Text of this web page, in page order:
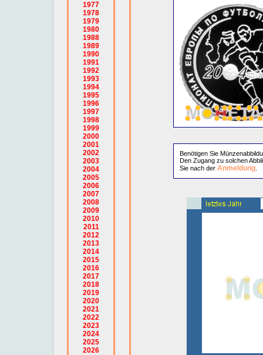
1977
1978
1979
1980
1988
1989
1990
1991
1992
1993
1994
1995
1996
1997
1998
1999
2000
2001
2002
2003
2004
2005
2006
2007
2008
2009
2010
2011
2012
2013
2014
2015
2016
2017
2018
2019
2020
2021
2022
2023
2024
2025
2026
Benötigen Sie
Den Zugang zu solchen
Sie nach der Anmeldung.